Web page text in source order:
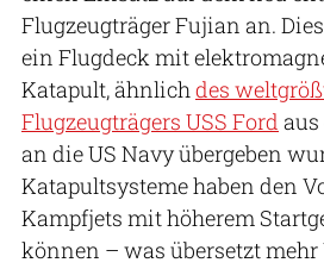
Flugzeugträger Fujian an.
ein Flugdeck mit
Katapult, ähnlich des
Flugzeugträgers USS Ford aus
an die US Navy übergeben
Katapultsysteme haben den
Kampfjets mit höherem
können – was übersetzt